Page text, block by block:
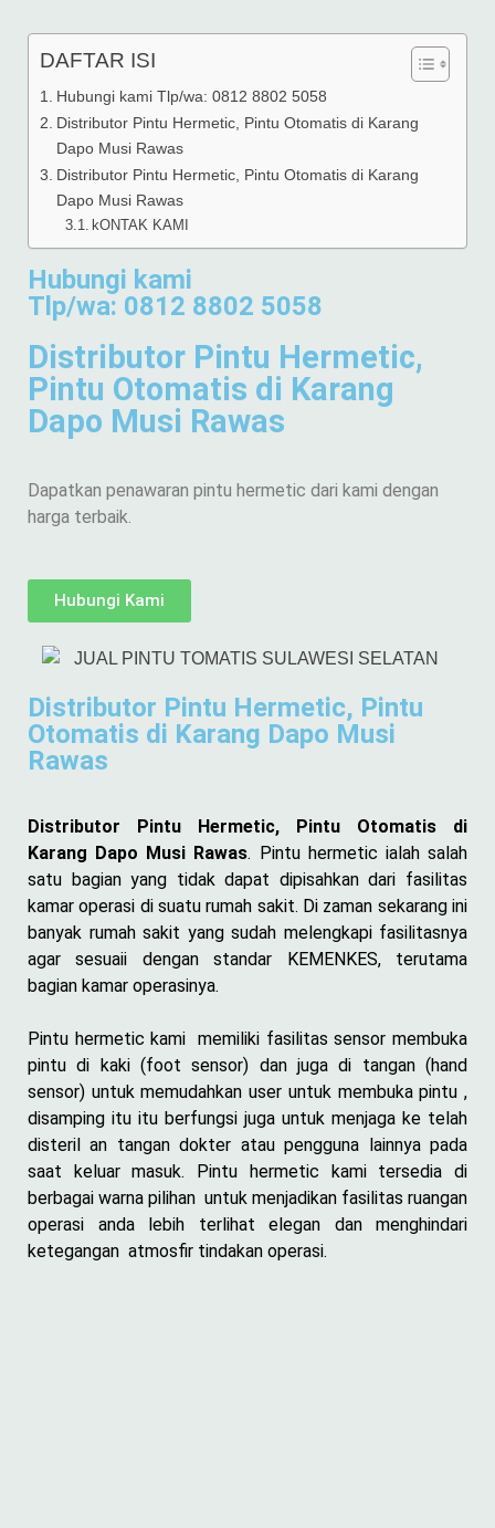
DAFTAR ISI
Hubungi kami Tlp/wa: 0812 8802 5058
Distributor Pintu Hermetic, Pintu Otomatis di Karang
Dapo Musi Rawas
Distributor Pintu Hermetic, Pintu Otomatis di Karang
Dapo Musi Rawas
kONTAK KAMI
Hubungi kami
Tlp/wa: 0812 8802 5058
Distributor Pintu Hermetic,
Pintu Otomatis di Karang
Dapo Musi Rawas
Dapatkan penawaran pintu hermetic dari kami dengan
harga terbaik.
Hubungi Kami
Distributor Pintu Hermetic, Pintu
Otomatis di Karang Dapo Musi
Rawas
Distributor Pintu Hermetic, Pintu Otomatis di
Karang Dapo Musi Rawas. Pintu hermetic ialah salah
satu bagian yang tidak dapat dipisahkan dari fasilitas
kamar operasi di suatu rumah sakit. Di zaman sekarang ini
banyak rumah sakit yang sudah melengkapi fasilitasnya
agar sesuaii dengan standar KEMENKES, terutama
bagian kamar operasinya.
Pintu hermetic kami memiliki fasilitas sensor membuka
pintu di kaki (foot sensor) dan juga di tangan (hand
sensor) untuk memudahkan user untuk membuka pintu ,
disamping itu itu berfungsi juga untuk menjaga ke telah
disteril an tangan dokter atau pengguna lainnya pada
saat keluar masuk. Pintu hermetic kami tersedia di
berbagai warna pilihan untuk menjadikan fasilitas ruangan
operasi anda lebih terlihat elegan dan menghindari
ketegangan atmosfir tindakan operasi.